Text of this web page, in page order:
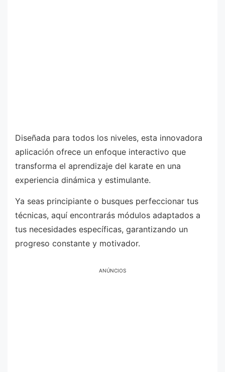
Diseñada para todos los niveles, esta innovadora
aplicación ofrece un enfoque interactivo que
transforma el aprendizaje del karate en una
experiencia dinámica y estimulante.
Ya seas principiante o busques perfeccionar tus
técnicas, aquí encontrarás módulos adaptados a
tus necesidades específicas, garantizando un
progreso constante y motivador.
ANÚNCIOS